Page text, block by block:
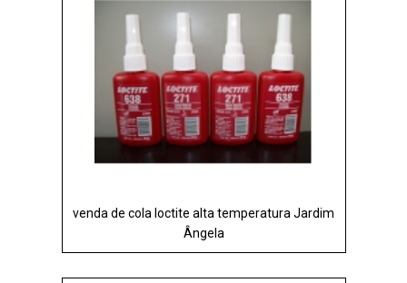
venda de cola loctite alta temperatura Jardim
Ângela